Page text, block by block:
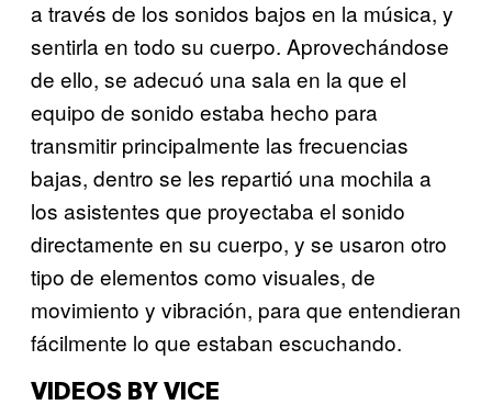
a través de los sonidos bajos en la música, y
sentirla en todo su cuerpo. Aprovechándose
de ello, se adecuó una sala en la que el
equipo de sonido estaba hecho para
transmitir principalmente las frecuencias
bajas, dentro se les repartió una mochila a
los asistentes que proyectaba el sonido
directamente en su cuerpo, y se usaron otro
tipo de elementos como visuales, de
movimiento y vibración, para que entendieran
fácilmente lo que estaban escuchando.
VIDEOS BY VICE